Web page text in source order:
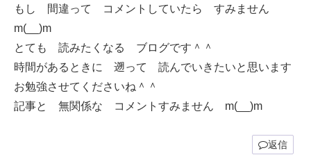
もし 間違って コメントしていたら すみません
m(__)m
とても 読みたくなる ブログです＾＾
時間があるときに 遡って 読んでいきたいと思います
お勉強させてくださいね＾＾
記事と 無関係な コメントすみません m(__)m
返信